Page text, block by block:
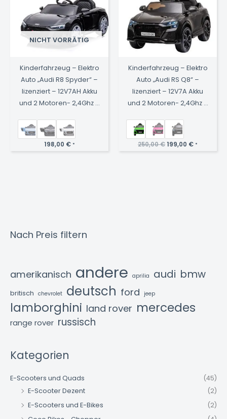
Nach Preis filtern
amerikanisch andere aprilia audi bmw
britisch chevrolet deutsch ford jeep
lamborghini land rover mercedes
range rover russisch
Kategorien
E-Scooters und Quads
(45)
E-Scooter Dezent
(2)
E-Scooters und E-Bikes
(2)
NICHT VORRÄTIG
Kinderfahrzeug – Elektro
Auto „Audi R8 Spyder“ –
lizenziert – 12V7AH Akku
und 2 Motoren- 2,4Ghz +
198,00 € *
Kinderfahrzeug – Elektro
Auto „Audi RS Q8“ –
lizenziert – 12V7A Akku
und 2 Motoren- 2,4Ghz +
250,00€ Ursprünglicher
199,00 €Aktueller
*